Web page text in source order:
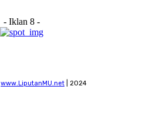
- Iklan 8 -
www.LiputanMU.net | 2024